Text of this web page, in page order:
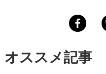
オススメ記事